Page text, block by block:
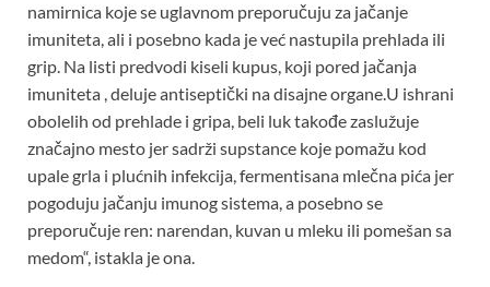
namirnica koje se uglavnom preporučuju za jačanje
imuniteta, ali i posebno kada je već nastupila prehlada ili
grip. Na listi predvodi kiseli kupus, koji pored jačanja
imuniteta , deluje antiseptički na disajne organe.U ishrani
obolelih od prehlade i gripa, beli luk takođe zaslužuje
značajno mesto jer sadrži supstance koje pomažu kod
upale grla i plućnih infekcija, fermentisana mlečna pića jer
pogoduju jačanju imunog sistema, a posebno se
preporučuje ren: narendan, kuvan u mleku ili pomešan sa
medom“, istakla je ona.